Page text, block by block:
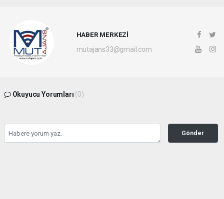
HABER MERKEZİ
mutajans33@gmail.com
Okuyucu Yorumları (0)
Gönder